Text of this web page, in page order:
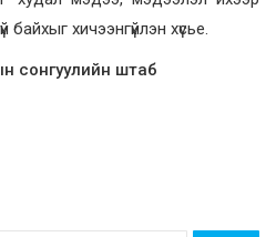
хичээнгүйлэн хүсье.
сонгуулийн штаб